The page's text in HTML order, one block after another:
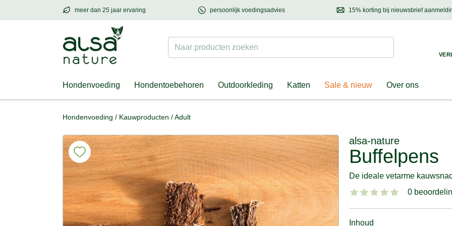
meer dan 25 jaar ervaring
meer dan25 jaar ervaring – met hart voor hond & eigenaar 15% korting bij nieuwsbrief
Ontdek nieuwtjes,
persoonlijk voedingsadvies
Mailons met uw vragen, onze voedingsdeskundige adviseert u graag!
Naar producten zoeken Suchen
Hondenvoeding Hondentoebehoren Outdoorkleding Katten Sale & nieuw Over ons
Hondenvoeding / Kauwproducten /Adult
alsa-nature
Buffelpens
De ideale vetarme
0
Inhoud